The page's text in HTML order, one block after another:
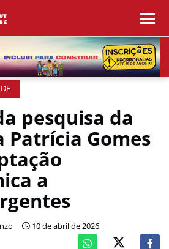
pesquisa da
Patrícia Gomes
a
10 de abril de 2026